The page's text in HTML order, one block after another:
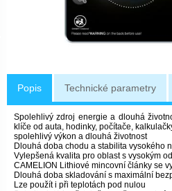
Popis Technické parametry
Spolehlivý zdroj energie a dlouhá
klíče od auta, hodinky, počítače,
spolehlivý výkon a dlouhá životnost
Dlouhá doba chodu a stabilita vysokého
Vylepšená kvalita pro oblast s vysokým
CAMELION Lithiové mincovní články se
Dlouhá doba skladování s maximální
Lze použít i při teplotách pod nulou